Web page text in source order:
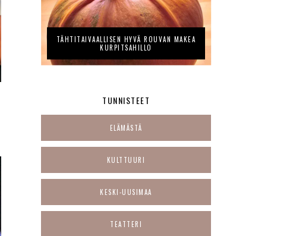
TÄHTITAIVAALLISEN HYVÄ ROUVAN MAKEA
KURPITSAHILLO
TUNNISTEET
ELÄMÄSTÄ
KULTTUURI
KESKI-UUSIMAA
TEATTERI